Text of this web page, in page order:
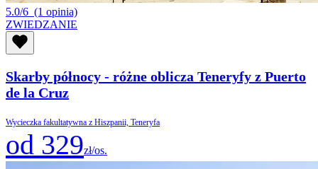
5.0/6 (1 opinia)
ZWIEDZANIE
Skarby północy - różne oblicza Teneryfy z Puerto
de la Cruz
Wycieczka fakultatywna z Hiszpanii, Teneryfa
od 329zł/os.